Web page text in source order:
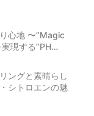
心地 〜”Magic
現する”PH…
ングと素晴らし
シトロエンの魅